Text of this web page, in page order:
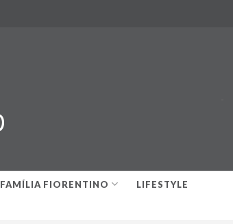
FAMÍLIA FIORENTINO LIFESTYLE